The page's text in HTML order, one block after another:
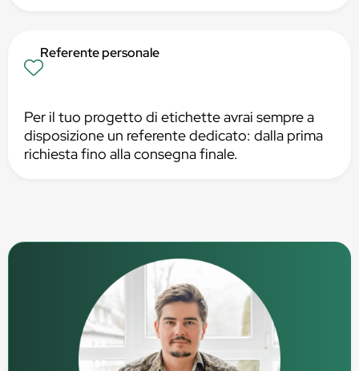
Referente personale
Per il tuo progetto di etichette avrai sempre a
disposizione un referente dedicato: dalla prima
richiesta fino alla consegna finale.